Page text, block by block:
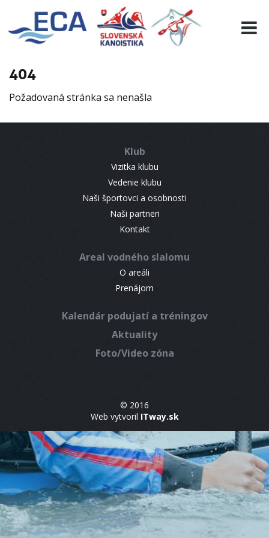
404
Požadovaná stránka sa nenašla
Klub
Vizitka klubu
Vedenie klubu
Naši športovci a osobnosti
Naši partneri
Kontakt
Areal vodného slalomu
O areáli
Prenájom
Kalendár podujatí a tréningov
Aktuality
Foto/Video zóna
© 2016
Web vytvoril ITway.sk
EURO 19
INFO
RESULTS
CONTACT